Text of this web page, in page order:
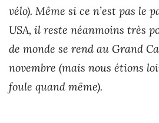
vélo). Même si ce n’est pas le
USA, il reste néanmoins très
de monde se rend au Grand
novembre (mais nous étions
foule quand même).